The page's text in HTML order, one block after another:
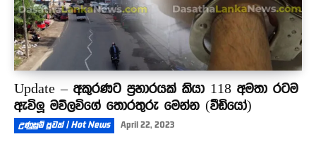
Update – අකුරණට ප්‍රහාරයක් කියා 118 අමතා රටම
ඇවිලූ මව්ලවිගේ තොරතුරු මෙන්න (වීඩියෝ)
උණුසුම් පුවත් | Hot News April 22, 2023